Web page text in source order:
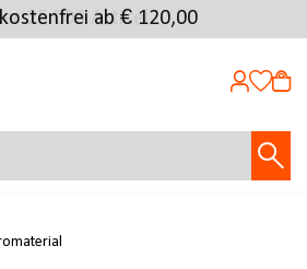
25.000 Artikel
ab € 120,00
4.69